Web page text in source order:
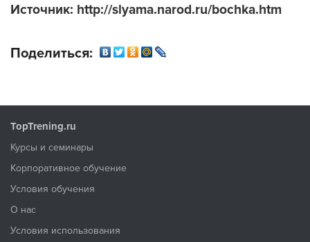
Источник: http://slyama.narod.ru/bochka.htm
Поделиться:
TopTrening.ru
Курсы и семинары
Корпоративное обучение
Условия обучения
О нас
Условия использования